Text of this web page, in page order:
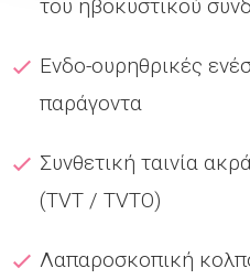
του ηβοκυστικού
Ενδο-ουρηθρικές
παράγοντα
Συνθετική ταινία
(TVT / TVTO)
Λαπαροσκοπική